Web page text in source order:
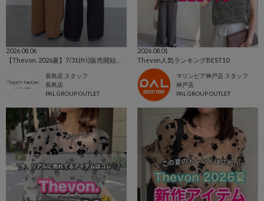
2026.08.06
長島店 スタッフ
長島店
PAL GROUP OUTLET
2026.08.01
Thevon人気ランキングBEST10
マリンピア神戸店 スタッフ
神戸店
PAL GROUP OUTLET